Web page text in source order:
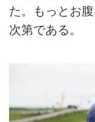
た。もっとお
次第である。